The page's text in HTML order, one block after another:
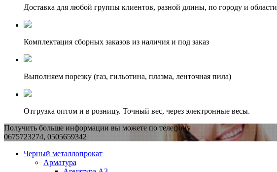
Доставка для любой группы клиентов, разной длины, по городу и области
Комплектация сборных заказов из наличия и под заказ
Выполняем порезку (газ, гильотина, плазма, ленточная пила)
Отгрузка оптом и в розницу. Точный вес, через электронные весы.
Получить больше информации вы можете по телефону
0675723274, 0505659342
Черный металлопрокат
Арматура